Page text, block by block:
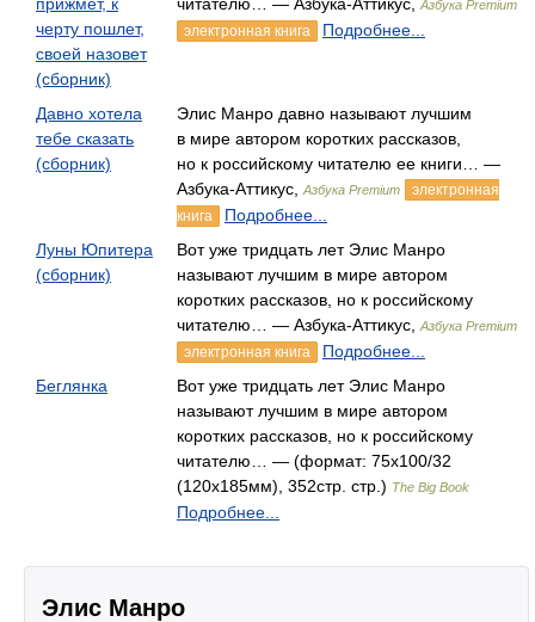
черту пошлет,
своей назовет
(сборник)
Азбука Premium
электронная книга Подробнее...
Давно хотела
тебе сказать
(сборник)
Элис Манро давно называют лучшим
в мире автором коротких рассказов,
но к российскому читателю ее книги… —
Азбука-Аттикус,
Азбука Premium
электронная
книга
Подробнее...
Луны Юпитера
(сборник)
Вот уже тридцать лет Элис Манро
называют лучшим в мире автором
коротких рассказов, но к российскому
читателю… — Азбука-Аттикус,
Азбука Premium
электронная книга
Подробнее...
Беглянка
Вот уже тридцать лет Элис Манро
называют лучшим в мире автором
коротких рассказов, но к российскому
читателю… — (формат: 75x100/32
(120x185мм), 352стр. стр.) The Big Book
Подробнее...
Элис Манро